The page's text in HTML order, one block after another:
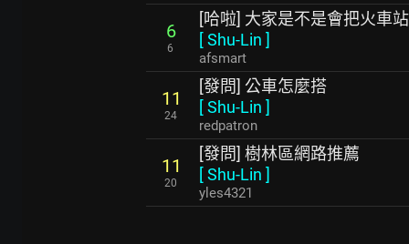
6
6
[哈啦] 大家是不是會把火車
[Shu-Lin ]
afsmart
11
24
[發問] 公車怎麼搭
[Shu-Lin ]
redpatron
11
20
[發問] 樹林區網路推薦
[Shu-Lin ]
yles4321